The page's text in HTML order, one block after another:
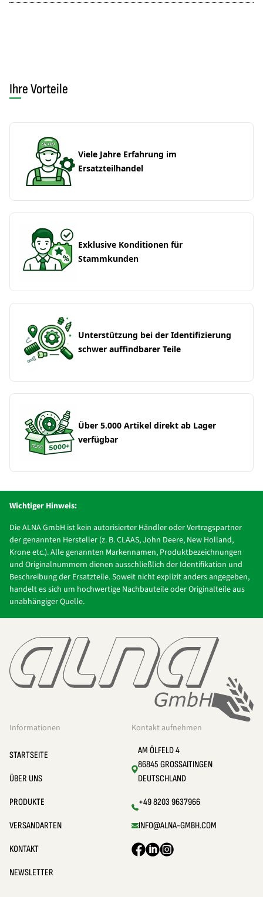
Ihre Vorteile
Viele Jahre Erfahrung im
Ersatzteilhandel
Exklusive Konditionen für
Stammkunden
Unterstützung bei der Identifizierung
schwer auffindbarer Teile
Über 5.000 Artikel direkt ab Lager
verfügbar
Wichtiger Hinweis:
Die ALNA GmbH ist kein autorisierter Händler oder Vertragspartner
der genannten Hersteller (z. B. CLAAS, John Deere, New Holland,
Krone etc.). Alle genannten Markennamen, Produktbezeichnungen
und Originalnummern dienen ausschließlich der Identifikation und
Beschreibung der Ersatzteile. Soweit nicht explizit anders angegeben,
handelt es sich um hochwertige Nachbauteile oder Originalteile aus
unabhängiger Quelle.
Informationen
STARTSEITE
ÜBER UNS
PRODUKTE
VERSANDARTEN
KONTAKT
NEWSLETTER
Kontakt aufnehmen
AM ÖLFELD 4
86845 GROSSAITINGEN
DEUTSCHLAND
+49 8203 9637966
INFO@ALNA-GMBH.COM